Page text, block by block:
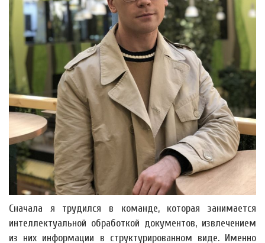
Сначала я трудился в команде, которая занимается
интеллектуальной обработкой документов, извлечением
из них информации в структурированном виде. Именно